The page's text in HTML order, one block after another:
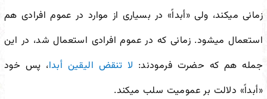
زمانی میکند، ولی «أبداً» در بسیاری از موارد در عموم افرادی هم
استعمال میشود. زمانی که در عموم افرادی استعمال شد، در این
جمله هم که حضرت فرمودند: لا تنقض الیقین أبدا، پس خود
«أبداً» دلالت بر عمومیت سلب میکند.